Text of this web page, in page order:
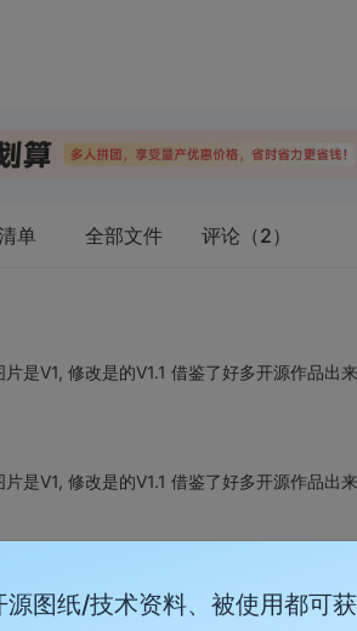
单 全部文件 评论（2）
是V1, 修改是的V1.1 借鉴了好多开源作品
是V1, 修改是的V1.1 借鉴了好多开源作品
K98 公模所制作的一个衍生版本。原始模型
源图纸/技术资料、被使用都可